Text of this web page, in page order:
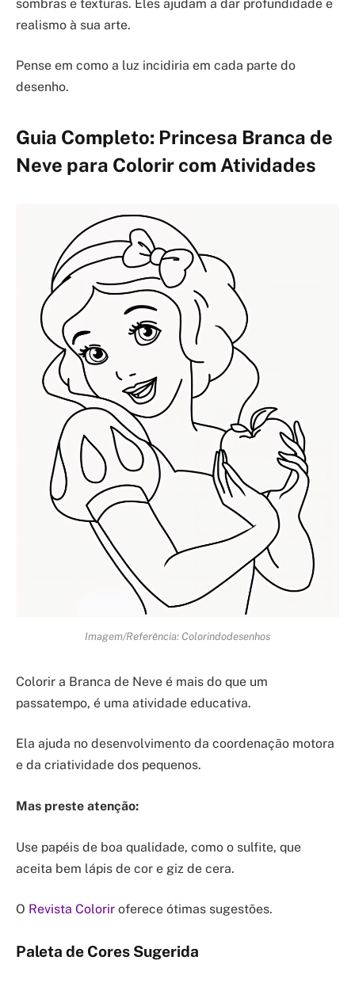
sombras e texturas. Eles ajudam a dar profundidade e
realismo à sua arte.
Pense em como a luz incidiria em cada parte do
desenho.
Guia Completo: Princesa Branca de
Neve para Colorir com Atividades
Imagem/Referência: Colorindodesenhos
Colorir a Branca de Neve é mais do que um
passatempo, é uma atividade educativa.
Ela ajuda no desenvolvimento da coordenação motora
e da criatividade dos pequenos.
Mas preste atenção:
Use papéis de boa qualidade, como o sulfite, que
aceita bem lápis de cor e giz de cera.
O Revista Colorir oferece ótimas sugestões.
Paleta de Cores Sugerida